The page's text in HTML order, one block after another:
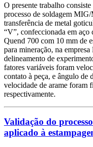
O presente trabalho
processo de soldagem
transferência de metal
“V”, confeccionada em
Quend 700 com 10 mm de
para mineração, na
delineamento de
fatores variáveis foram
contato à peça, e ângulo de
velocidade de arame foram
respectivamente.
Validação do
aplicado à